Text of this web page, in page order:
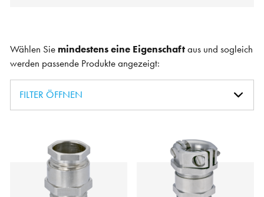
Wählen Sie mindestens eine Eigenschaftaus und sogleich
werden passende Produkte angezeigt:
FILTER ÖFFNEN